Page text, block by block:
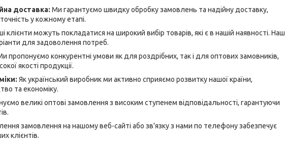
доставка: Ми гарантуємо швидку обробку замовлень та надійну доставку,
у кожному етапі.
клієнти можуть покладатися на широкий вибір товарів, які є в нашій наявності. Наш
для задоволення потреб.
пропонуємо конкурентні умови як для роздрібних, так і для оптових замовників,
якості продукції.
Як український виробник ми активно сприяємо розвитку нашої країни,
та економіку.
великі оптові замовлення з високим ступенем відповідальності, гарантуючи
замовлення на нашому веб-сайті або зв'язку з нами по телефону забезпечує
клієнтів.